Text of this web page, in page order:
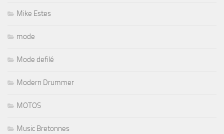
Mike Estes
mode
Mode defilé
Modern Drummer
MOTOS
Music Bretonnes